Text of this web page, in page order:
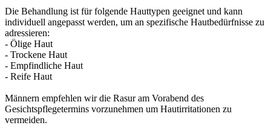
Die Behandlung ist für folgende Hauttypen geeignet und kann
individuell angepasst werden, um an spezifische Hautbedürfnisse zu
adressieren:
- Ölige Haut
- Trockene Haut
- Empfindliche Haut
- Reife Haut
Männern empfehlen wir die Rasur am Vorabend des
Gesichtspflegetermins vorzunehmen um Hautirritationen zu
vermeiden.